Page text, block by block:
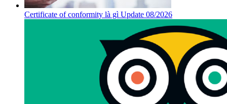
Certificate of conformity là gì Update 08/2026